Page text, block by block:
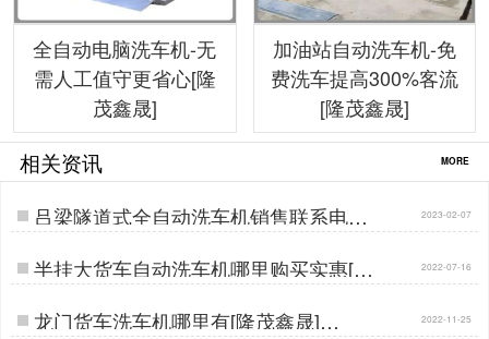
全自动电脑洗车机-无
需人工值守更省心[隆
茂鑫晟]
加油站自动洗车机-免
费洗车提高300%客流
[隆茂鑫晟]
相关资讯 MORE
吕梁隧道式全自动洗车机销售联系电话
[隆茂鑫晟]…
2023-02-07
半挂大货车自动洗车机哪里购买实惠[隆
茂鑫晟] …
2022-07-16
龙门货车洗车机哪里有[隆茂鑫晟]… 2022-11-25